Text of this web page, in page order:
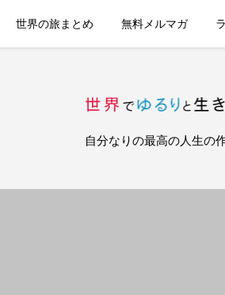
世界の旅まとめ 無料メルマガ
自分なりの最高の人生の